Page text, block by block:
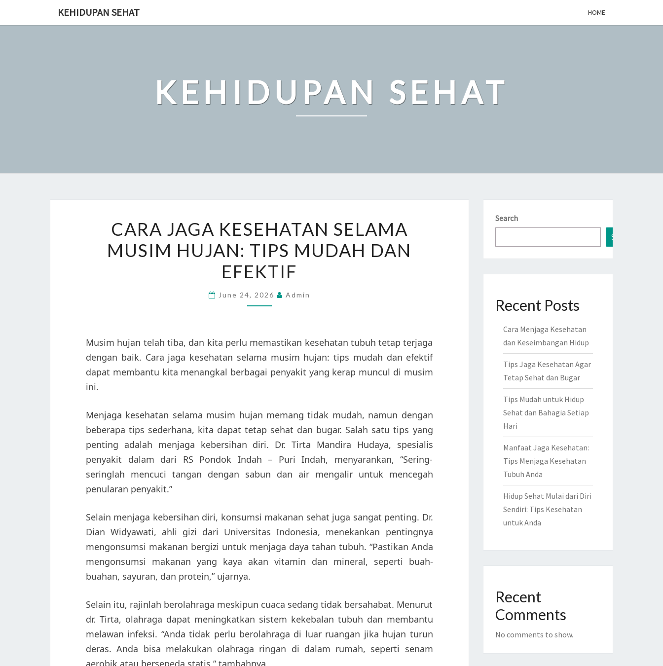
KEHIDUPAN SEHAT HOME
KEHIDUPAN SEHAT
JAGA
KESEHATAN
SELAMA
MUSIM
HUJAN:
TIPS
EFEKTIF
CARA JAGA KESEHATAN SELAMA
MUSIM HUJAN: TIPS MUDAH DAN
EFEKTIF
June 24, 2026 Admin
Musim hujan telah tiba, dan kita perlu memastikan kesehatan tubuh tetap terjaga
dengan baik. Cara jaga kesehatan selama musim hujan: tips mudah dan efektif
dapat membantu kita menangkal berbagai penyakit yang kerap muncul di musim
ini.
Menjaga kesehatan selama musim hujan memang tidak mudah, namun dengan
beberapa tips sederhana, kita dapat tetap sehat dan bugar. Salah satu tips yang
penting adalah menjaga kebersihan diri. Dr. Tirta Mandira Hudaya, spesialis
penyakit dalam dari RS Pondok Indah – Puri Indah, menyarankan, “Sering-
seringlah mencuci tangan dengan sabun dan air mengalir untuk mencegah
penularan penyakit.”
Selain menjaga kebersihan diri, konsumsi makanan sehat juga sangat penting. Dr.
Dian Widyawati, ahli gizi dari Universitas Indonesia, menekankan pentingnya
mengonsumsi makanan bergizi untuk menjaga daya tahan tubuh. “Pastikan Anda
mengonsumsi makanan yang kaya akan vitamin dan mineral, seperti buah-
buahan, sayuran, dan protein,” ujarnya.
Selain itu, rajinlah berolahraga meskipun cuaca sedang tidak bersahabat. Menurut
dr. Tirta, olahraga dapat meningkatkan sistem kekebalan tubuh dan membantu
melawan infeksi. “Anda tidak perlu berolahraga di luar ruangan jika hujan turun
deras. Anda bisa melakukan olahraga ringan di dalam rumah, seperti senam
aerobik atau bersepeda statis,” tambahnya.
Search
Search
Recent Posts
Cara Menjaga Kesehatan
dan Keseimbangan Hidup
Tips Jaga Kesehatan Agar
Tetap Sehat dan Bugar
Tips Mudah untuk Hidup
Sehat dan Bahagia Setiap
Hari
Manfaat Jaga Kesehatan:
Tips Menjaga Kesehatan
Tubuh Anda
Hidup Sehat Mulai dari Diri
Sendiri: Tips Kesehatan
untuk Anda
Recent
Comments
No comments to show.